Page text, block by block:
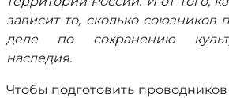
зависит то, сколько союзников
деле по сохранению
наследия.
Чтобы подготовить